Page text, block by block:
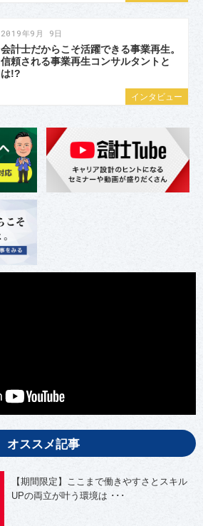
インタビュー
2019年9月 9日
会計士だからこそ活躍できる事業再生。
信頼される事業再生コンサルタントと
は!?
オススメ記事
【期間限定】ここまで働きやすさとスキル
UPの両立が叶う環境は ･･･